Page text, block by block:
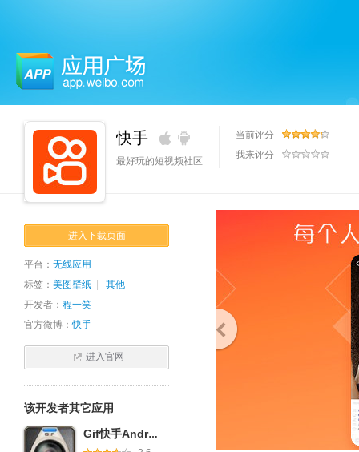
应用广场 快手
最好玩的短视频社区
当前评分
我来评分
进入下载页面
平台： 无线应用
标签： 美图壁纸
其他
开发者： 程一笑
官方微博：快手
进入官网
该开发者其它应用
Gif快手Android版